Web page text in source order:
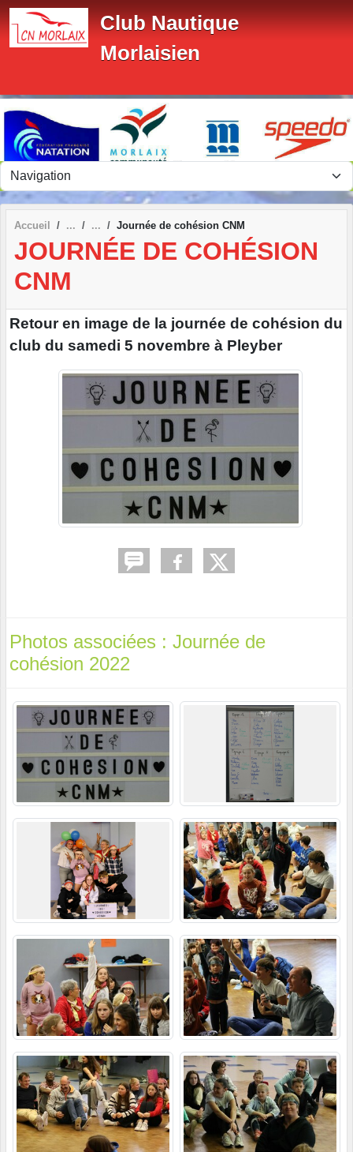
Club Nautique
Morlaisien
Accueil Journée de cohésion CNM
JOURNÉE DE COHÉSION
CNM
Retour en image de la journée de cohésion du
club du samedi 5 novembre à Pleyber
Photos associées : Journée de
cohésion 2022
Panneau de gestion des cookies